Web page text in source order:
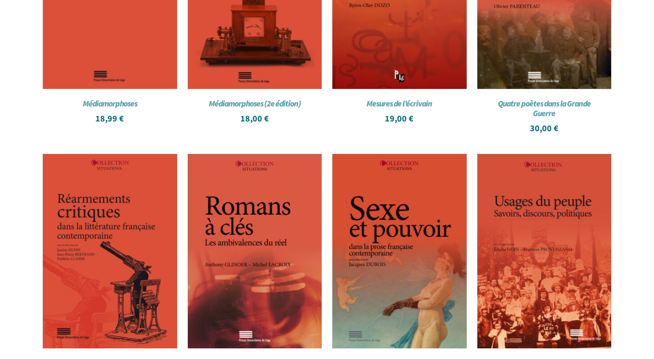
Médiamorphoses
18,99€
Médiamorphoses (2e édition)
18,00 €
Mesures de l’écrivain
19,00€
Quatre poètes dans la Grande
Guerre
30,00 €